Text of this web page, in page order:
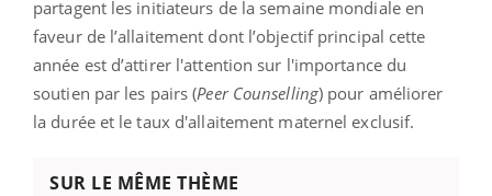
partagent les initiateurs de la semaine mondiale en
faveur de l’allaitement dont l’objectif principal cette
année est d’attirer l'attention sur l'importance du
soutien par les pairs (Peer Counselling) pour améliorer
la durée et le taux d'allaitement maternel exclusif.
SUR LE MÊME THÈME